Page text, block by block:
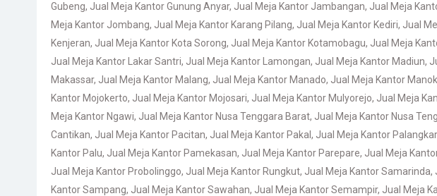
Gubeng, Jual Meja Kantor Gunung Anyar, Jual Meja Kantor Jambangan, Jual Meja
Meja Kantor Jombang, Jual Meja Kantor Karang Pilang, Jual Meja Kantor Kediri, Jual
Kenjeran, Jual Meja Kantor Kota Sorong, Jual Meja Kantor Kotamobagu, Jual Meja
Jual Meja Kantor Lakar Santri, Jual Meja Kantor Lamongan, Jual Meja Kantor Madiun,
Makassar, Jual Meja Kantor Malang, Jual Meja Kantor Manado, Jual Meja Kantor
Kantor Mojokerto, Jual Meja Kantor Mojosari, Jual Meja Kantor Mulyorejo, Jual Meja
Meja Kantor Ngawi, Jual Meja Kantor Nusa Tenggara Barat, Jual Meja Kantor Nusa
Cantikan, Jual Meja Kantor Pacitan, Jual Meja Kantor Pakal , Jual Meja Kantor
Kantor Palu, Jual Meja Kantor Pamekasan, Jual Meja Kantor Parepare, Jual Meja
Jual Meja Kantor Probolinggo, Jual Meja Kantor Rungkut, Jual Meja Kantor Samarinda,
Kantor Sampang, Jual Meja Kantor Sawahan, Jual Meja Kantor Semampir, Jual Meja